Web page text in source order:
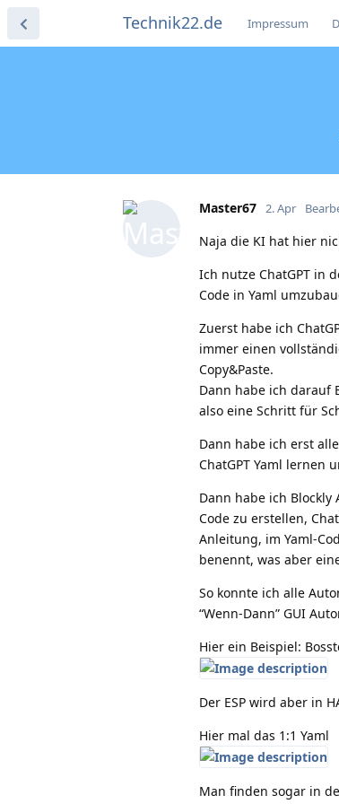
Technik22.de Impressum
Master67 2. Apr
Naja die KI hat hier
Ich nutze ChatGPT in
Code in Yaml
Zuerst habe ich
immer einen
Copy&Paste.
Dann habe ich darauf
also eine Schritt für
Dann habe ich erst
ChatGPT Yaml lernen
Dann habe ich Blockly
Code zu erstellen,
Anleitung, im Yaml-
benennt, was aber
So konnte ich alle
“Wenn-Dann” GUI
Hier ein Beispiel:
Der ESP wird aber in
Hier mal das 1:1 Yaml
Man finden sogar in